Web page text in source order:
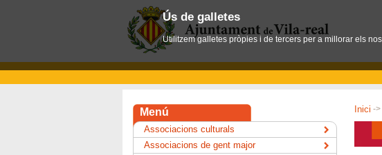
Inici ->
Menú
Associacions culturals
Associacions de gent major
Ús de galletes
Utilitzem galletes pròpies i de tercers per a millorar els